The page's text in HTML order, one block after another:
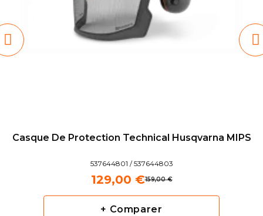
Casque De Protection Technical Husqvarna MIPS
537644801 / 537644803
159,00 €
129,00 €
+ Comparer